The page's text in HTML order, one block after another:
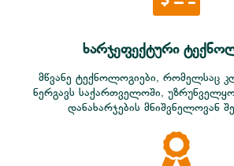
ხარჯეფექტური
მწვანე ტექნოლოგიები, რომელსაც
ნერგავს საქართველოში,
დანახარჯების მნიშვნელოვან